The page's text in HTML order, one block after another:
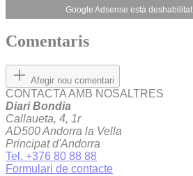
Google Adsense està deshabilitat.
Comentaris
Afegir nou comentari
CONTACTA AMB NOSALTRES
Diari Bondia
Callaueta, 4, 1r
AD500 Andorra la Vella
Principat d'Andorra
Tel. +376 80 88 88
Formulari de contacte